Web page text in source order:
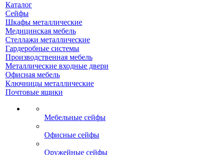
Каталог
Сейфы
Шкафы металлические
Медицинская мебель
Стеллажи металлические
Гардеробные системы
Производственная мебель
Металлические входные двери
Офисная мебель
Ключницы металлические
Почтовые ящики
Мебельные сейфы
Офисные сейфы
Оружейные сейфы